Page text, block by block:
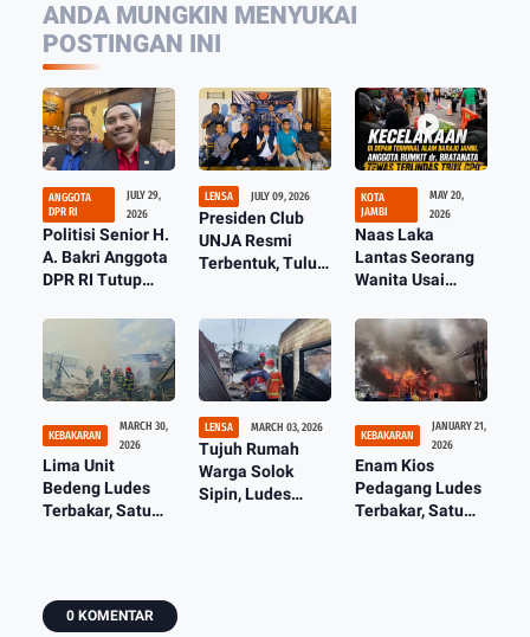
ANDA MUNGKIN MENYUKAI
POSTINGAN INI
ANGGOTA
DPR RI
JULY 29,
2026
Politisi Senior H.
A. Bakri Anggota
DPR RI Tutup
LENSA JULY 09, 2026
Presiden Club
UNJA Resmi
Terbentuk, Tulus
Bangsa
KOTA
JAMBI
MAY 20,
2026
Naas Laka
Lantas Seorang
Wanita Usai
Dilindas Truk
CPO
KEBAKARAN
MARCH 30,
2026
Lima Unit
Bedeng Ludes
Terbakar, Satu
LENSA MARCH 03, 2026
Tujuh Rumah
Warga Solok
Sipin, Ludes
KEBAKARAN
JANUARY 21,
2026
Enam Kios
Pedagang Ludes
Terbakar, Satu
0 KOMENTAR